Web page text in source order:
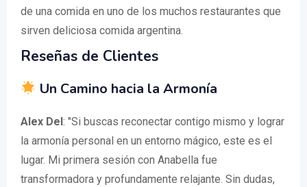
de una comida en uno de los muchos restaurantes que
sirven deliciosa comida argentina.
Reseñas de Clientes
Un Camino hacia la Armonía
Alex Del : "Si buscas reconectar contigo mismo y lograr
la armonía personal en un entorno mágico, este es el
lugar. Mi primera sesión con Anabella fue
transformadora y profundamente relajante. Sin dudas,